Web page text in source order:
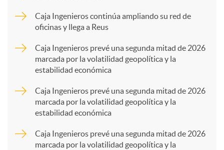
p
a
Caja Ingenieros continúa ampliando su red de
oficinas y llega a Reus
Caja Ingenieros prevé una segunda mitad de 2026
marcada por la volatilidad geopolítica y la
estabilidad económica
Caja Ingenieros prevé una segunda mitad de 2026
marcada por la volatilidad geopolítica y la
estabilidad económica
Caja Ingenieros prevé una segunda mitad de 2026
marcada por la volatilidad geopolítica y la